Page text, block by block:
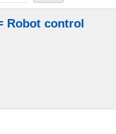
Robot control